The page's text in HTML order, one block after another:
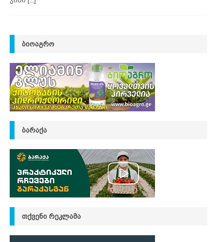
ᲑᲘᲝᲐᲒᲠᲝ
ᲑᲐᲠᲐᲥᲐ
ᲗᲥᲕᲔᲜᲘ ᲠᲔᲙᲚᲐᲛᲐ